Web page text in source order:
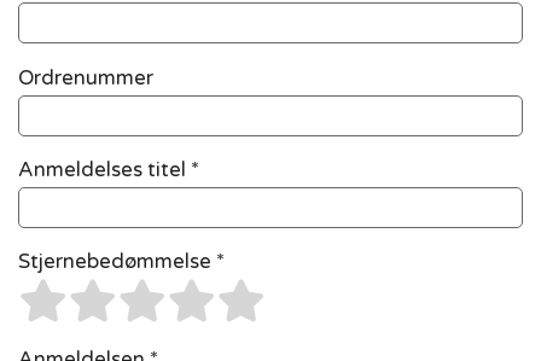
Ordrenummer
Anmeldelses titel *
Stjernebedømmelse *